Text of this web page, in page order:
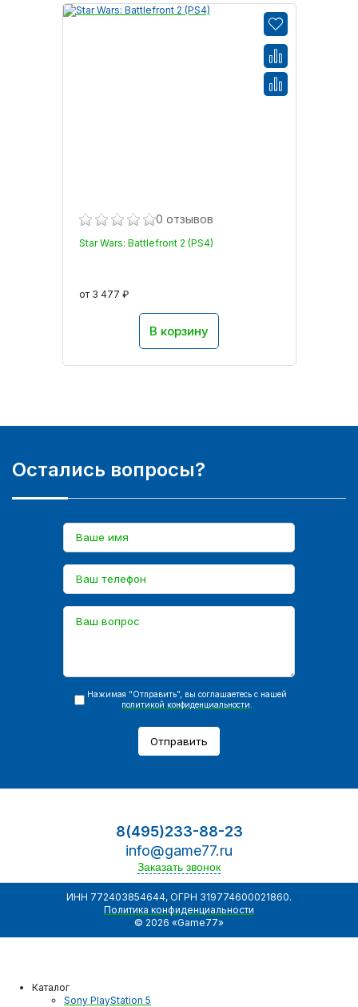
0 отзывов
Star Wars: Battlefront 2 (PS4)
от 3 477 ₽
В корзину
Остались вопросы?
Нажимая "Отправить", вы соглашаетесь с нашей
политикой конфиденциальности
Отправить
8(495)233-88-23
info@game77.ru
Заказать звонок
ИНН 772403854644, ОГРН 319774600021860.
Политика конфиденциальности
© 2026 «Game77»
Каталог
Sony PlayStation 5